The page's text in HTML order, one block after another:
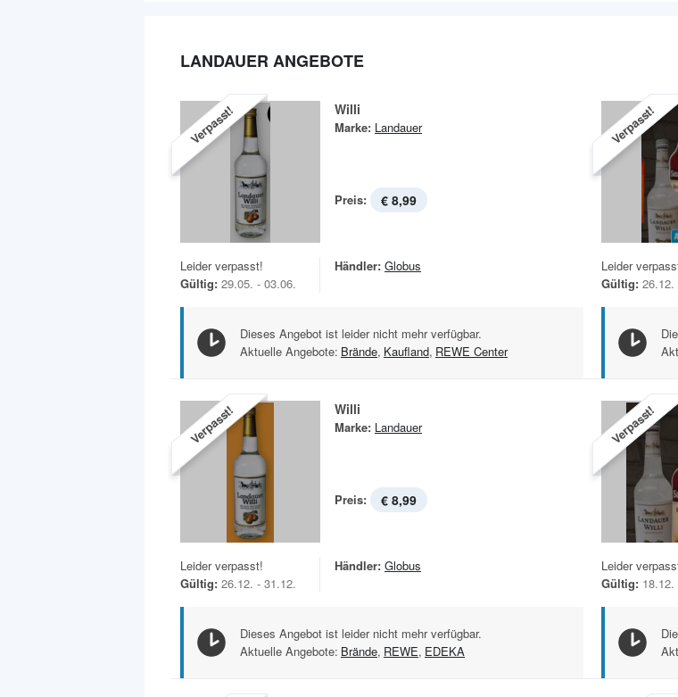
LANDAUER ANGEBOTE
Verpasst! Willi
Marke: Landauer
Preis: € 8,99
Leider verpasst!
Gültig: 29.05. - 03.06.
Händler: Globus
Dieses Angebot ist leider nicht mehr verfügbar.
Aktuelle Angebote: Brände, Kaufland, REWE Center
Verpasst!
Leider
Gültig: 26.12.
Verpasst! Willi
Marke: Landauer
Preis: € 8,99
Leider verpasst!
Gültig: 26.12. - 31.12.
Händler: Globus
Dieses Angebot ist leider nicht mehr verfügbar.
Aktuelle Angebote: Brände, REWE, EDEKA
Verpasst!
Leider
Gültig: